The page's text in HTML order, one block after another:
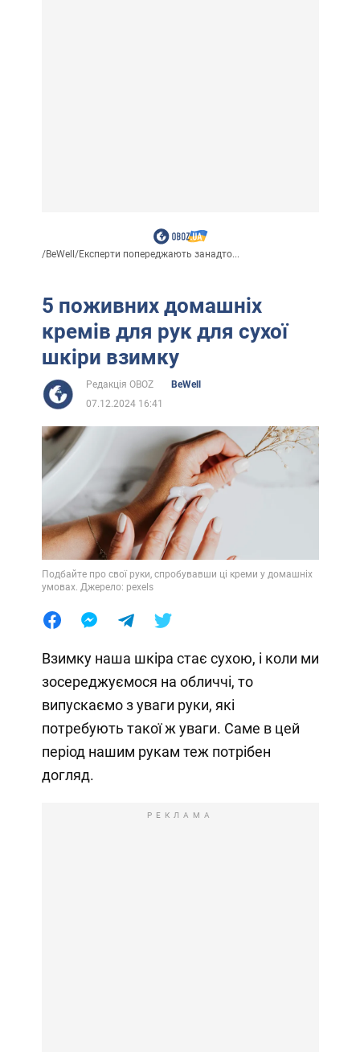
/BeWell/Експерти попереджають занадто...
5 поживних домашніх
кремів для рук для сухої
шкіри взимку
Редакція OBOZ
BeWell
07.12.2024 16:41
Подбайте про свої руки, спробувавши ці креми у домашніх
умовах. Джерело: pexels
Взимку наша шкіра стає сухою, і коли ми
зосереджуємося на обличчі, то
випускаємо з уваги руки, які
потребують такої ж уваги. Саме в цей
період нашим рукам теж потрібен
догляд.
РЕКЛАМА